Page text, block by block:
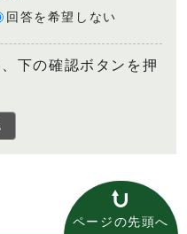
回答を希望しない
下の確認ボタンを押
ページの先頭へ